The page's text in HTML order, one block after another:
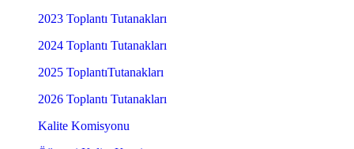
2023 Toplantı Tutanakları
2024 Toplantı Tutanakları
2025 ToplantıTutanakları
2026 Toplantı Tutanakları
Kalite Komisyonu